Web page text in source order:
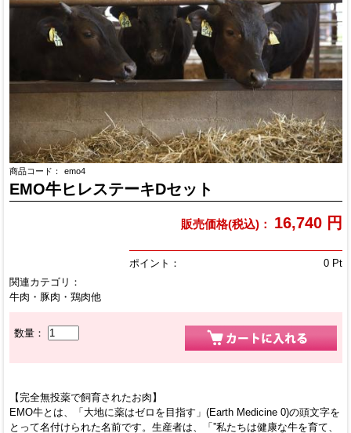
商品コード： emo4
EMO牛ヒレステーキDセット
販売価格(税込)： 16,740円
ポイント： 0Pt
関連カテゴリ：
牛肉・豚肉・鶏肉他
数量：
【完全無投薬で飼育されたお肉】
EMO牛とは、「大地に薬はゼロを目指す」(Earth Medicine 0)の頭文字を
とって名付けられた名前です。生産者は、「”私たちは健康な牛を育て、